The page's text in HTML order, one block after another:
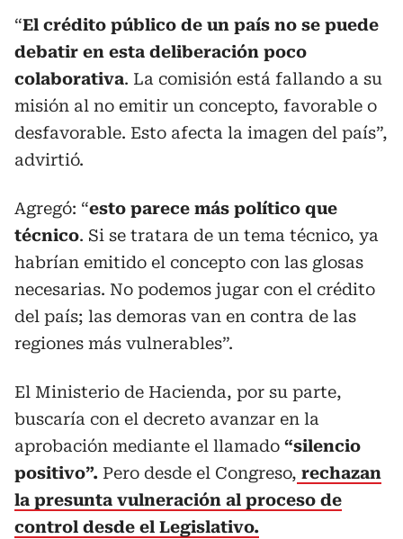
“El crédito público de un país no se puede
debatir en esta deliberación poco
colaborativa. La comisión está fallando a su
misión al no emitir un concepto, favorable o
desfavorable. Esto afecta la imagen del país”,
advirtió.
Agregó: “esto parece más político que
técnico. Si se tratara de un tema técnico, ya
habrían emitido el concepto con las glosas
necesarias. No podemos jugar con el crédito
del país; las demoras van en contra de las
regiones más vulnerables”.
El Ministerio de Hacienda, por su parte,
buscaría con el decreto avanzar en la
aprobación mediante el llamado “silencio
positivo”. Pero desde el Congreso, rechazan
la presunta vulneración al proceso de
control desde el Legislativo.